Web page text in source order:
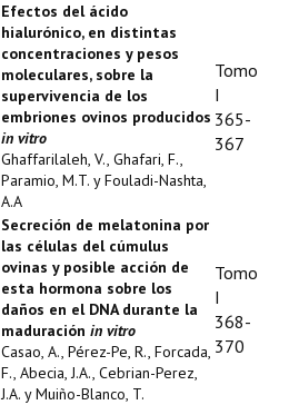
Efectos del ácido
hialurónico, en distintas
concentraciones y pesos
moleculares, sobre la
supervivencia de los
embriones ovinos producidos
in vitro
Ghaffarilaleh, V., Ghafari, F.,
Paramio, M.T. y Fouladi-Nashta,
A.A
Tomo
I
365-
367
Secreción de melatonina por
las células del cúmulus
ovinas y posible acción de
esta hormona sobre los
daños en el DNA durante la
maduración in vitro
Casao, A., Pérez-Pe, R., Forcada,
F., Abecia, J.A., Cebrian-Perez,
J.A. y Muiño-Blanco, T.
Tomo
I
368-
370